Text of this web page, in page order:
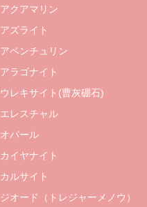
アクアマリン
アズライト
アベンチュリン
アラゴナイト
ウレキサイト(曹灰硼石)
エレスチャル
オパール
カイヤナイト
カルサイト
ジオード（トレジャーメノウ）